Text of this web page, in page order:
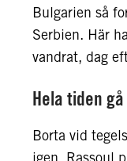
Bulgarien så
Serbien. Här
vandrat, dag
Hela tiden gå
Borta vid
igen. Rassoul